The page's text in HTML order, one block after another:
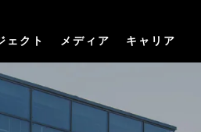
ェクト メディア キャリア